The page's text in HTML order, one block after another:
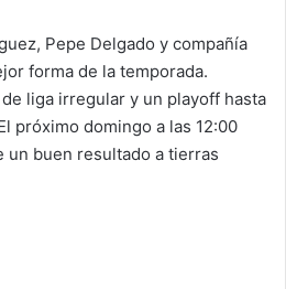
Pepe Delgado y compañía
forma de la temporada.
liga irregular y un playoff hasta
próximo domingo a las 12:00
un buen resultado a tierras